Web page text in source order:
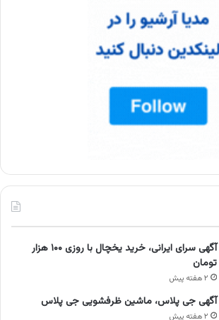
آگهی سرای ایرانی، خرید یخچال با روزی ۱۰۰ هزار
تومان
۲ هفته پیش
آگهی جی پلاس، ماشین ظرفشویی جی پلاس
۲ هفته پیش